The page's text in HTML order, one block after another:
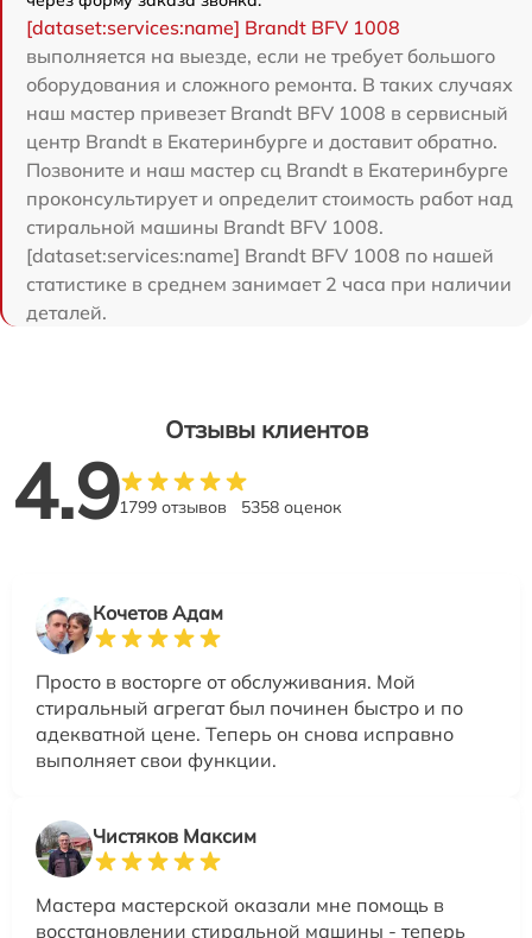
[dataset:services:name] Brandt BFV 1008
выполняется на выезде, если не требует большого
оборудования и сложного ремонта. В таких случаях
наш мастер привезет Brandt BFV 1008 в сервисный
центр Brandt в Екатеринбурге и доставит обратно.
Позвоните и наш мастер сц Brandt в Екатеринбурге
проконсультирует и определит стоимость работ над
стиральной машины Brandt BFV 1008.
[dataset:services:name] Brandt BFV 1008 по нашей
статистике в среднем занимает 2 часа при наличии
деталей.
Отзывы клиентов
4.91799 отзывов 5358 оценок
Кочетов Адам
Просто в восторге от обслуживания. Мой
стиральный агрегат был починен быстро и по
адекватной цене. Теперь он снова исправно
выполняет свои функции.
Чистяков Максим
Мастера мастерской оказали мне помощь в
восстановлении стиральной машины - теперь